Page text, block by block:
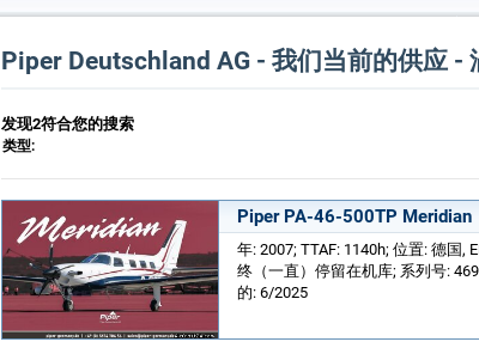
Piper Deutschland AG - 我们当前的供应 -
发现2符合您的搜索
类型:
Piper PA-46-500TP Meridian
年: 2007; TTAF: 1140h; 位置: 德国,
终（一直）停留在机库; 系列号:
的: 6/2025